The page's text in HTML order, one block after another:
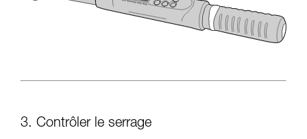
3. Contrôler le serrage